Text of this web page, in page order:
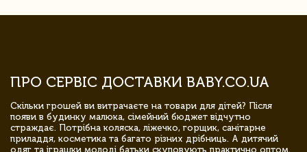
ПРО СЕРВІС ДОСТАВКИ BABY.CO.UA
Скільки грошей ви витрачаєте на товари для дітей? Після
появи в будинку малюка, сімейний бюджет відчутно
страждає. Потрібна коляска, ліжечко, горщик, санітарне
приладдя, косметика та багато різних дрібниць. А дитячий
одяг та іграшки молоді батьки скуповують практично оптом.